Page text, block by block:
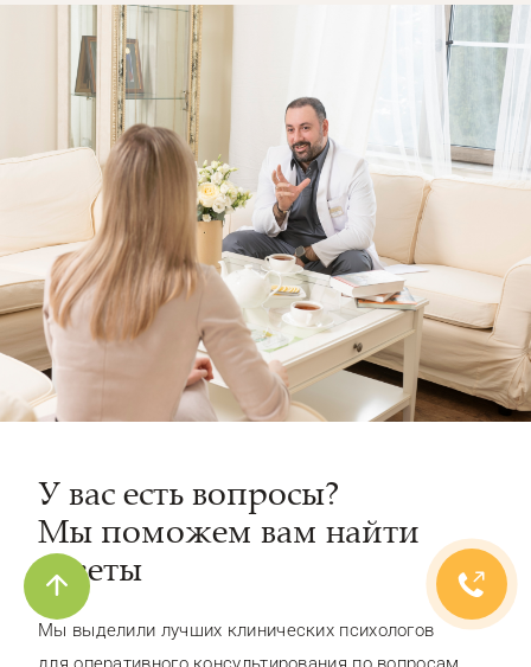
У вас есть вопросы?
Мы поможем вам найти
ответы
Мы выделили лучших клинических психологов